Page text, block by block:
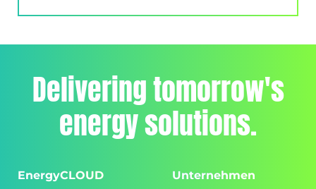
Delivering tomorrow's
energy solutions.
EnergyCLOUD Unternehmen